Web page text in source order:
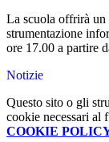
La scuola offrirà
strumentazione
ore 17.00 a partire
Notizie
Questo sito o gli
cookie necessari al
COOKIE